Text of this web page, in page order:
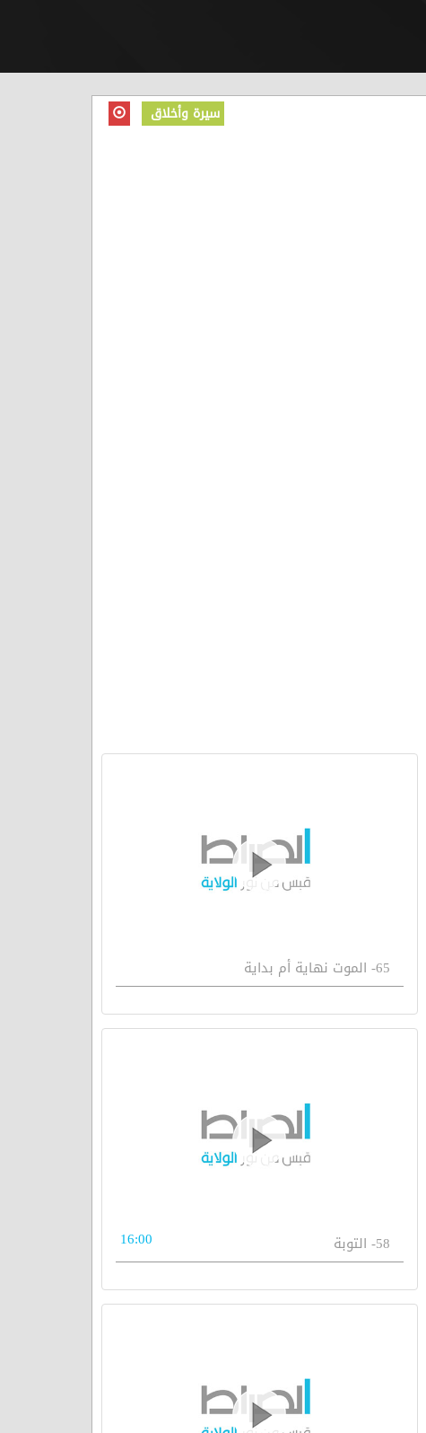
سيرة وأخلاق
65- الموت نهاية أم بداية
58- التوبة 16:00